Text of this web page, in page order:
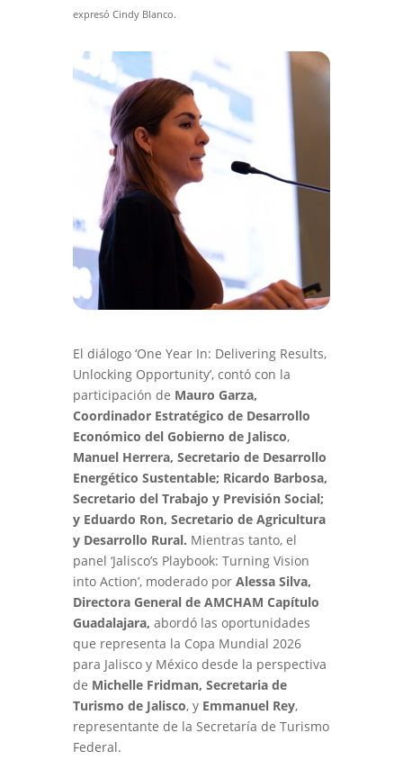
expresó Cindy Blanco.
El diálogo ‘One Year In: Delivering Results,
Unlocking Opportunity’, contó con la
participación de Mauro Garza,
Coordinador Estratégico de Desarrollo
Económico del Gobierno de Jalisco,
Manuel Herrera, Secretario de Desarrollo
Energético Sustentable; Ricardo Barbosa,
Secretario del Trabajo y Previsión Social;
y Eduardo Ron, Secretario de Agricultura
y Desarrollo Rural. Mientras tanto, el
panel ‘Jalisco’s Playbook: Turning Vision
into Action’, moderado por Alessa Silva,
Directora General de AMCHAM Capítulo
Guadalajara, abordó las oportunidades
que representa la Copa Mundial 2026
para Jalisco y México desde la perspectiva
de Michelle Fridman, Secretaria de
Turismo de Jalisco, y Emmanuel Rey,
representante de la Secretaría de Turismo
Federal.